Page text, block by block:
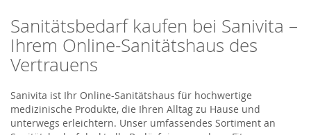
Sanitätsbedarf kaufen bei Sanivita –
Ihrem Online-Sanitätshaus des
Vertrauens
Sanivita ist Ihr Online-Sanitätshaus für hochwertige
medizinische Produkte, die Ihren Alltag zu Hause und
unterwegs erleichtern. Unser umfassendes Sortiment an